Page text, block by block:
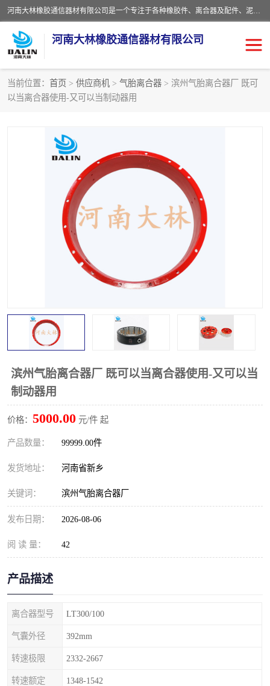
河南大林橡胶通信器材有限公司是一个专注于各种橡胶件、离合器及配件、泥浆泵及配件等产品设计制造和加工的企业。产品应用于矿山、冶金、石油、钢铁、化工、水泥、船舶、造纸、通用机械等各种大功率机械传动或制动装置。
河南大林橡胶通信器材有限公司
当前位置： 首页 > 供应商机 > 气胎离合器 > 滨州气胎离合器厂 既可
以当离合器使用-又可以当制动器用
滨州气胎离合器厂 既可以当离合器使用-又可以当
制动器用
价格： 5000.00 元/件 起
产品数量： 99999.00件
发货地址： 河南省新乡
关键词： 滨州气胎离合器厂
发布日期： 2026-08-06
阅 读 量： 42
产品描述
离合器型号 LT300/100
气囊外径 392mm
转速极限 2332-2667
转速额定 1348-1542
推盘离合器
VC离合器
PO隔膜离合器 气胎离合器
泥浆泵空气包胶囊 气动元件
DY隔膜式离合器 CB离合器
实芯轮胎
联轴器